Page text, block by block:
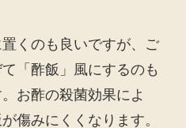
くのも良いですが、ご
「酢飯」風にするのも
お酢の殺菌効果によ
傷みにくくなります。